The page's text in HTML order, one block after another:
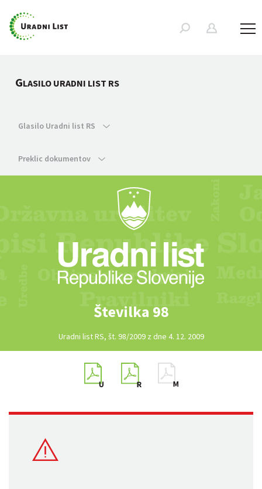
GLASILO URADNI LIST RS
Glasilo Uradni list RS
Preklic dokumentov
Številka 98
Uradni list RS, št. 98/2009 z dne 4. 12. 2009